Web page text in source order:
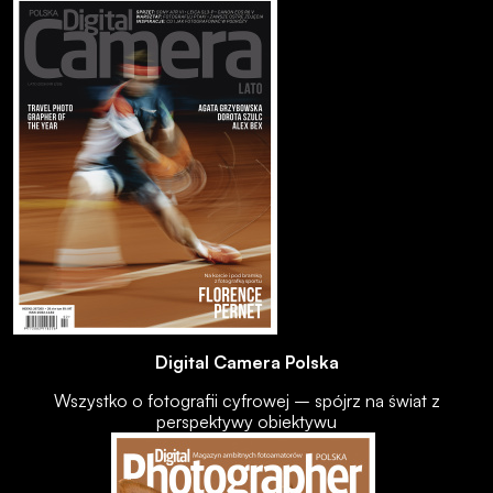
Digital Camera Polska
Wszystko o fotografii cyfrowej – spójrz na świat z
perspektywy obiektywu